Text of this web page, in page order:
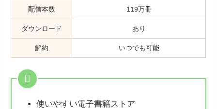
配信本数 119万冊
ダウンロード あり
解約 いつでも可能
使いやすい電子書籍ストア